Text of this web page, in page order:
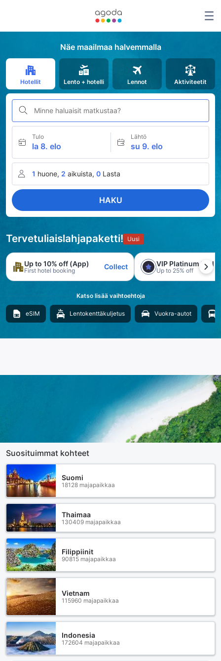
Näe maailmaa halvemmalla
Hotellit Lento + hotelli Lennot Aktiviteetit
Minne haluaisit matkustaa?
Tulo
la 8. elo
Lähtö
su 9. elo
1 huone, 2 aikuista, 0 Lasta
HAKU
Tervetuliaislahjapaketti! Uusi
Up to 10% off (App)
First hotel booking Collect VIP Platinum trial
Up to 25% off
Katso lisää vaihtoehtoja
eSIM Lentokenttäkuljetus Vuokra-autot
Suosituimmat kohteet
Suomi
18128 majapaikkaa
Thaimaa
130409 majapaikkaa
Filippiinit
90815 majapaikkaa
Vietnam
115960 majapaikkaa
Indonesia
172604 majapaikkaa